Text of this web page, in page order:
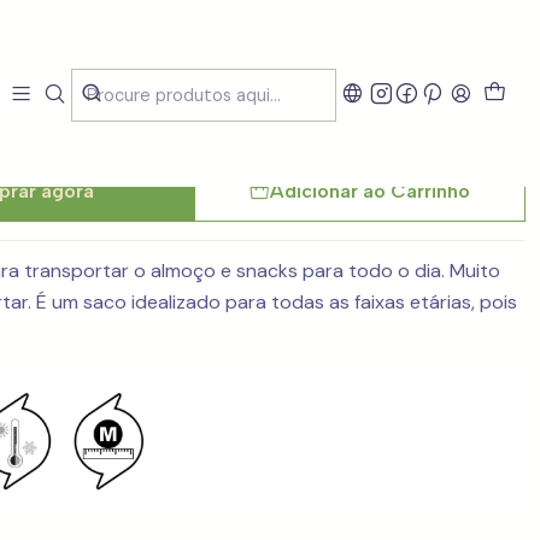
Festa
Adicionar ao Carrinho
agora
transportar o almoço e snacks para todo o dia. Muito
É um saco idealizado para todas as faixas etárias, pois